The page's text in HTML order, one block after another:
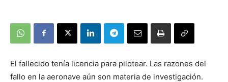
El fallecido tenía licencia para pilotear. Las razones del
fallo en la aeronave aún son materia de investigación.